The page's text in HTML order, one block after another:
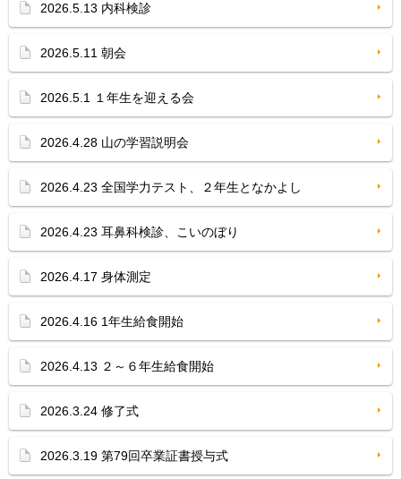
2026.5.13 内科検診
2026.5.11 朝会
2026.5.1 １年生を迎える会
2026.4.28 山の学習説明会
2026.4.23 全国学力テスト、２年生となかよし
2026.4.23 耳鼻科検診、こいのぼり
2026.4.17 身体測定
2026.4.16 1年生給食開始
2026.4.13 ２～６年生給食開始
2026.3.24 修了式
2026.3.19 第79回卒業証書授与式